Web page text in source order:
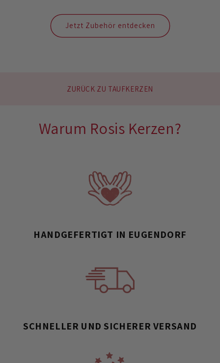
Jetzt Zubehör entdecken
ZURÜCK ZU TAUFKERZEN
Warum Rosis Kerzen?
HANDGEFERTIGT IN EUGENDORF
SCHNELLER UND SICHERER VERSAND